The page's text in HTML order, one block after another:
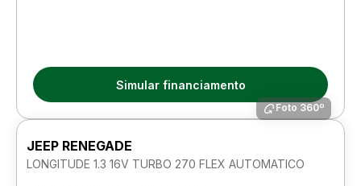
Simular financiamento
Foto 360º
JEEP RENEGADE
LONGITUDE 1.3 16V TURBO 270 FLEX AUTOMATICO